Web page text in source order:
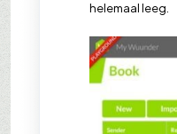
helemaal leeg.